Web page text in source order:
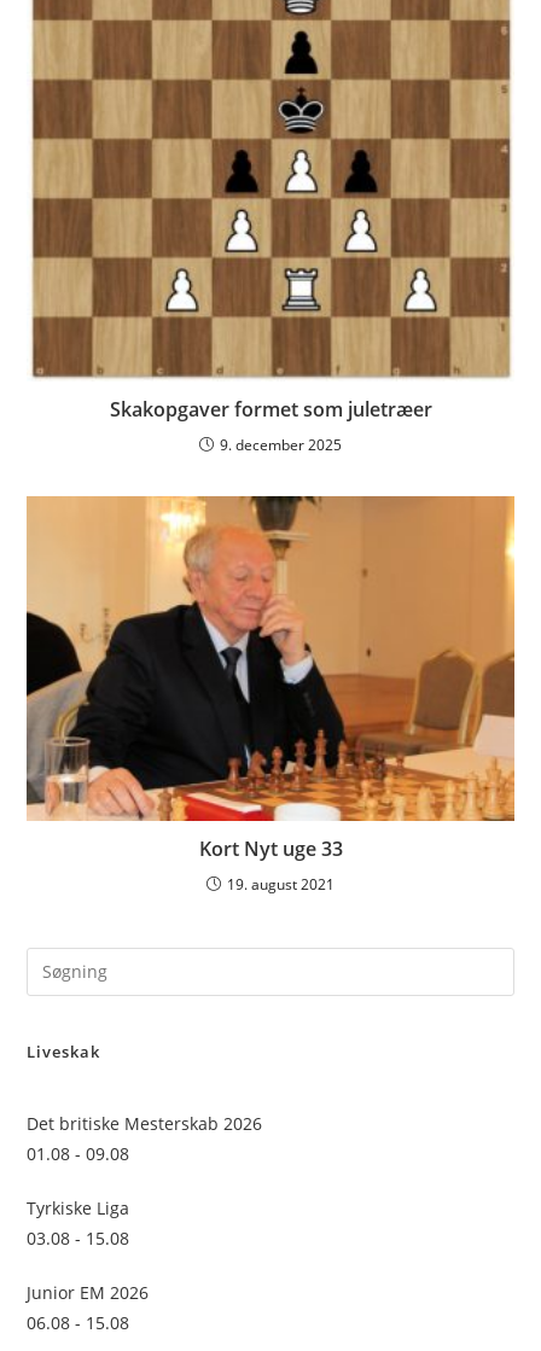
Skakopgaver formet som juletræer
9. december 2025
Kort Nyt uge 33
19. august 2021
Liveskak
Det britiske Mesterskab 2026
01.08 - 09.08
Tyrkiske Liga
03.08 - 15.08
Junior EM 2026
06.08 - 15.08